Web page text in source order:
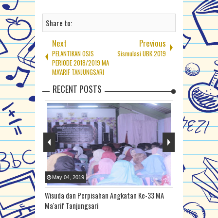
Share to:
Next
PELANTIKAN OSIS
PERIODE 2018/2019 MA
MA’ARIF TANJUNGSARI
Previous
Sismulasi UBK 2019
RECENT POSTS
Juara di
2019
Wisuda dan Perpisahan Angkatan Ke-33 MA
Ma'arif Tanjungsari
May 04 2019
MA’ARIF
Feb 08 2019